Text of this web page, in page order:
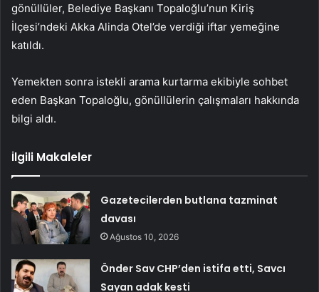
gönüllüler, Belediye Başkanı Topaloğlu’nun Kiriş
İlçesi’ndeki Akka Alinda Otel’de verdiği iftar yemeğine
katıldı.
Yemekten sonra istekli arama kurtarma ekibiyle sohbet
eden Başkan Topaloğlu, gönüllülerin çalışmaları hakkında
bilgi aldı.
İlgili Makaleler
Gazetecilerden butlana tazminat
davası
Ağustos 10, 2026
Önder Sav CHP’den istifa etti, Savcı
Sayan adak kesti